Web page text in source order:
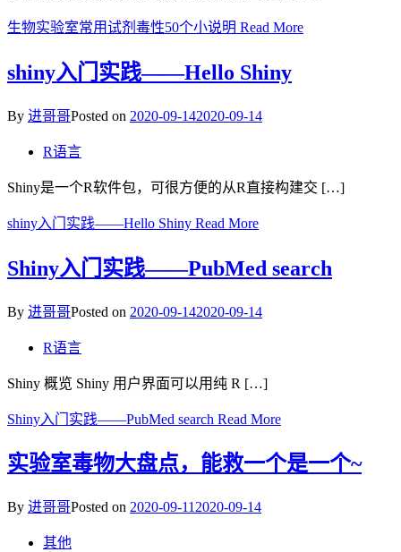
生物实验室常用试剂毒性50个小说明 Read More
shiny入门实践——Hello Shiny
By 进哥哥Posted on 2020-09-142020-09-14
R语言
Shiny是一个R软件包，可很方便的从R直接构建交 […]
shiny入门实践——Hello Shiny Read More
Shiny入门实践——PubMed search
By 进哥哥Posted on 2020-09-142020-09-14
R语言
Shiny 概览 Shiny 用户界面可以用纯 R […]
Shiny入门实践——PubMed search Read More
实验室毒物大盘点，能救一个是一个~
By 进哥哥Posted on 2020-09-11 2020-09-14
其他